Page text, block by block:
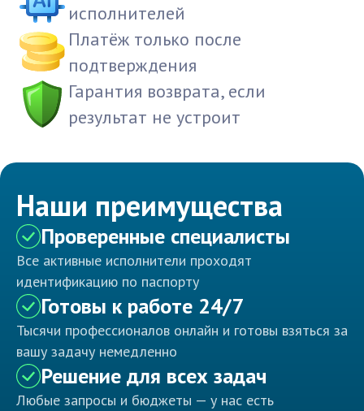
исполнителей
Платёж только после
подтверждения
Гарантия возврата, если
результат не устроит
Наши преимущества
Проверенные специалисты
Все активные исполнители проходят
идентификацию по паспорту
Готовы к работе 24/7
Тысячи профессионалов онлайн и готовы взяться за
вашу задачу немедленно
Решение для всех задач
Любые запросы и бюджеты — у нас есть